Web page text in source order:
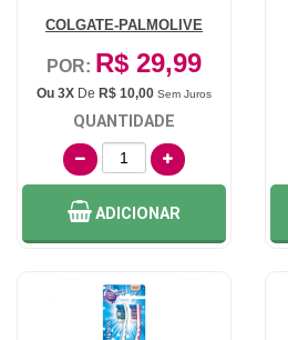
COLGATE-PALMOLIVE
POR: R$ 29,99
Ou 3X De R$ 10,00 Sem Juros
QUANTIDADE
ADICIONAR